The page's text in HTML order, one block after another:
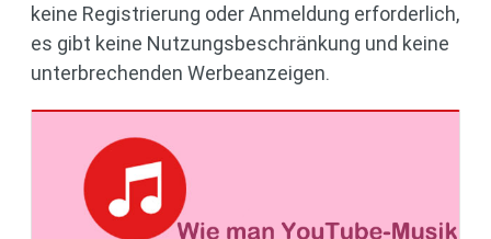
keine Registrierung oder Anmeldung erforderlich,
es gibt keine Nutzungsbeschränkung und keine
unterbrechenden Werbeanzeigen.